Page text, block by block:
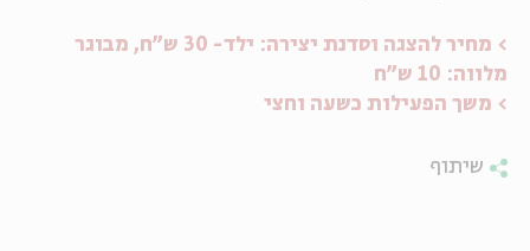
> מחיר להצגה וסדנת יצירה: ילד- 30 ש"ח, מבוגר
מלווה: 10 ש"ח
> משך הפעילות כשעה וחצי
שיתוף